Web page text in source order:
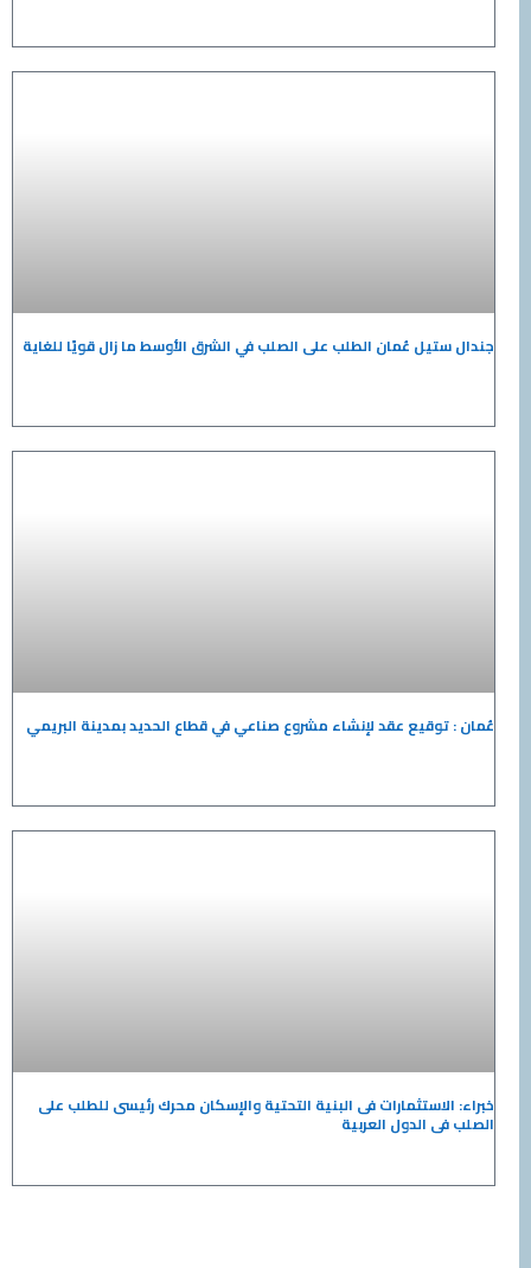
جندال ستيل عُمان الطلب على الصلب في الشرق الأوسط ما زال قويًا للغاية
عُمان : توقيع عقد لإنشاء مشروع صناعي في قطاع الحديد بمدينة البريمي
خبراء: الاستثمارات فى البنية التحتية والإسكان محرك رئيسى للطلب على
الصلب فى الدول العربية